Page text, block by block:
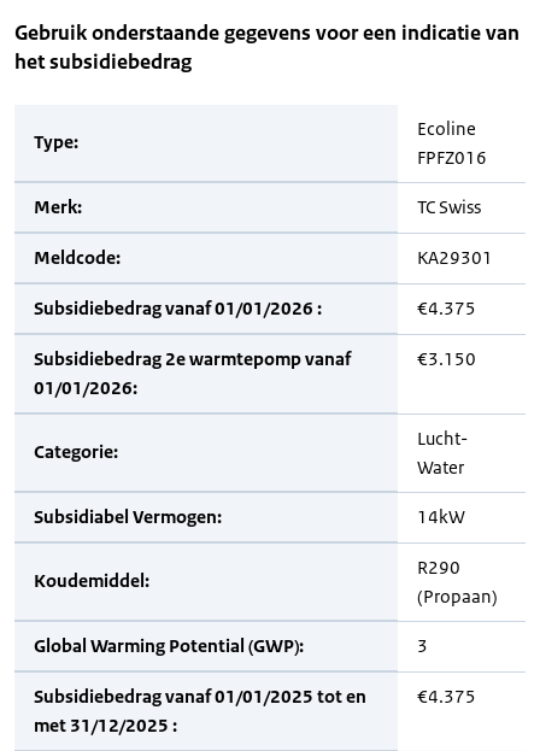
Gebruik onderstaande gegevens voor een indicatie van
het subsidiebedrag
Type:
Ecoline
FPFZ016
Merk: TC Swiss
Meldcode: KA29301
Subsidiebedrag vanaf 01/01/2026 : €4.375
Subsidiebedrag 2e warmtepomp vanaf
01/01/2026:
€3.150
Categorie:
Lucht-
Water
Subsidiabel Vermogen: 14kW
Koudemiddel:
R290
(Propaan)
Global Warming Potential (GWP): 3
Subsidiebedrag vanaf 01/01/2025 tot en
met 31/12/2025 :
€4.375